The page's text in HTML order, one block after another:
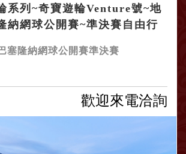
系列~奇寶遊輪Venture號~地
納網球公開賽~準決賽自由行
塞隆納網球公開賽準決賽
歡迎來電洽詢